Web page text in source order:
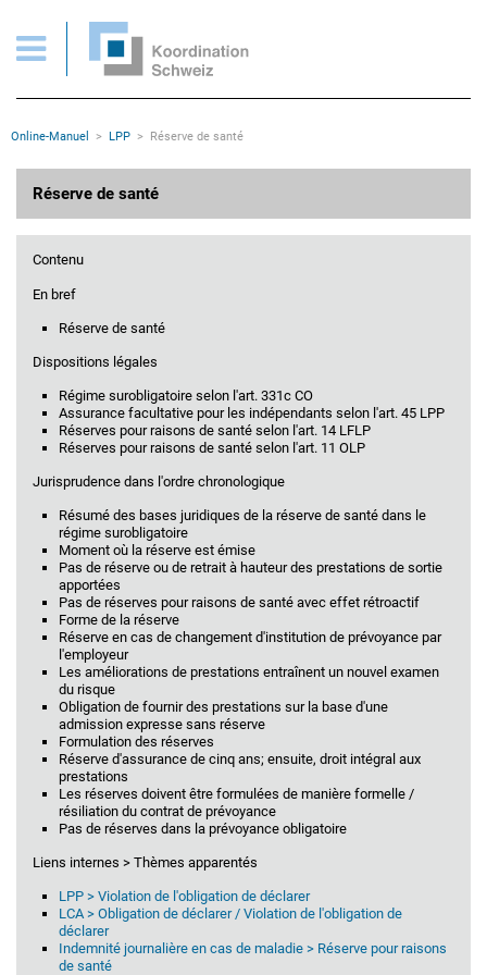
Pages importantes
Page d'accueil
Contenu
Plan du site
Rootline
Online-Manuel LPP Réserve de santé
Réserve de santé
Contenu
En bref
Réserve de santé
Dispositions légales
Régime surobligatoire selon l'art. 331c CO
Assurance facultative pour les indépendants selon l'art. 45 LPP
Réserves pour raisons de santé selon l'art. 14 LFLP
Réserves pour raisons de santé selon l'art. 11 OLP
Jurisprudence dans l'ordre chronologique
Résumé des bases juridiques de la réserve de santé dans le
régime surobligatoire
Moment où la réserve est émise
Pas de réserve ou de retrait à hauteur des prestations de sortie
apportées
Pas de réserves pour raisons de santé avec effet rétroactif
Forme de la réserve
Réserve en cas de changement d'institution de prévoyance par
l'employeur
Les améliorations de prestations entraînent un nouvel examen
du risque
Obligation de fournir des prestations sur la base d'une
admission expresse sans réserve
Formulation des réserves
Réserve d'assurance de cinq ans; ensuite, droit intégral aux
prestations
Les réserves doivent être formulées de manière formelle /
résiliation du contrat de prévoyance
Pas de réserves dans la prévoyance obligatoire
Liens internes > Thèmes apparentés
LPP > Violation de l'obligation de déclarer
LCA > Obligation de déclarer / Violation de l'obligation de
déclarer
Indemnité journalière en cas de maladie > Réserve pour raisons
de santé